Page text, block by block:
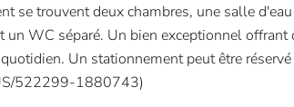
se trouvent deux chambres, une salle
un WC séparé. Un bien exceptionnel offrant
Un stationnement peut être
522299-1880743)